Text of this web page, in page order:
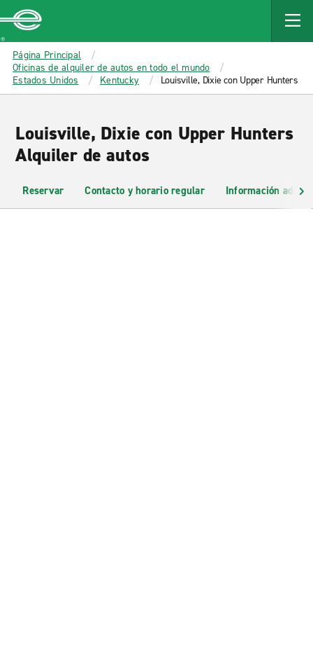
MAIN
CONTENT
Enterprise
Página Principal
Oficinas de alquiler de autos en todo el mundo
Estados Unidos
Kentucky Louisville, Dixie con Upper Hunters
Louisville, Dixie con Upper Hunters
Alquiler de autos
Reservar Contacto y horario regular Información